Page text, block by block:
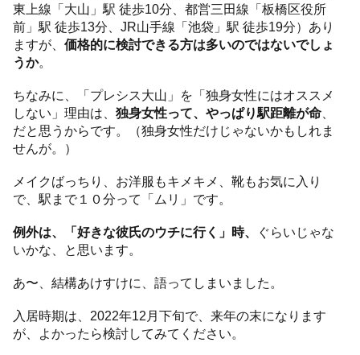
東上線「大山」駅 徒歩10分、都営三田線「板橋区役所
前」駅 徒歩13分、JR山手線「池袋」駅 徒歩19分）あり
ますが、価格的に検討できる方は多いのではないでしょ
うか。
ちなみに、「プレシス大山」を「独身女性にはオススメ
しない」理由は、独身女性って、やっぱり駅距離が命
だと思うからです。（独身女性だけじゃないかもしれま
せんが。）
メイクばっちり、お洋服もキメキメ、靴もお気に入り
で、駅まで１０分って「ムリ」です。
例外は、「好きな彼氏のウチに行く」時、
ぐらいじゃな
いかな、と思います。
あ〜、結構あけすけに、語ってしまいました。
入居時期は、2022年12月下旬で、来年の末になります
が、よかったら検討してみてください。